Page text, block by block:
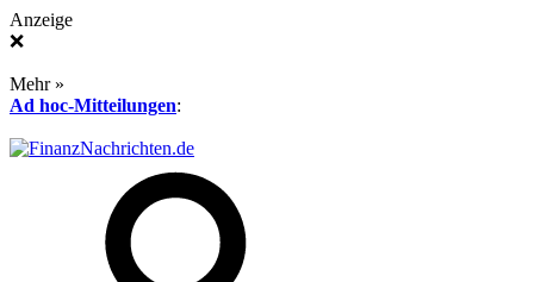
Anzeige
❌
Mehr »
Ad hoc-Mitteilungen: